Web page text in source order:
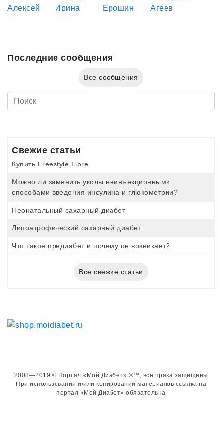
Последние сообщения
Все сообщения
Свежие статьи
Купить Freestyle Libre
Можно ли заменить уколы неинъекционными
способами введения инсулина и глюкометрии?
Неонатальный сахарный диабет
Липоатрофический сахарный диабет
Что такое предиабет и почему он возникает?
Все свежие статьи
2008—2019 © Портал «Мой Диабет» ®™, все права защищены
При использовании и/или копировании материалов ссылка на
портал «Мой Диабет» обязательна